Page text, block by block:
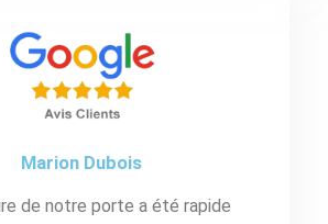
Marion Dubois
de notre porte a été rapide